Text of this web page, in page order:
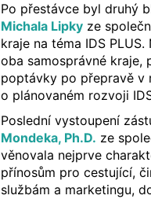
Po přestávce byl druhý
Michala Lipky ze
kraje na téma IDS
oba samosprávné kraje,
poptávky po přepravě v
o plánovaném rozvoji
Poslední vystoupení
Mondeka, Ph.D. ze
věnovala nejprve
přínosům pro cestující,
službám a marketingu,